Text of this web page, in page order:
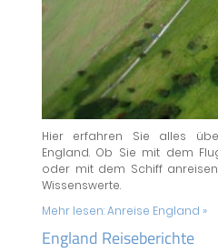
Hier erfahren Sie alles
England. Ob Sie mit dem
oder mit dem Schiff
Wissenswerte.
Mehr lesen:Anreise England »
England Reiseberichte